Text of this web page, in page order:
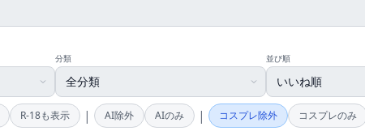
分類 並び順
R-18も表示 | AI除外 AIのみ | コスプレ除外
コスプレのみ